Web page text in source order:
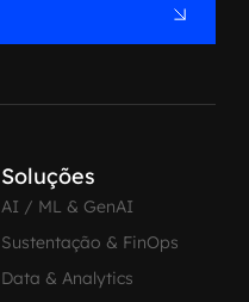
Soluções
AI / ML & GenAI
Sustentação & FinOps
Data & Analytics